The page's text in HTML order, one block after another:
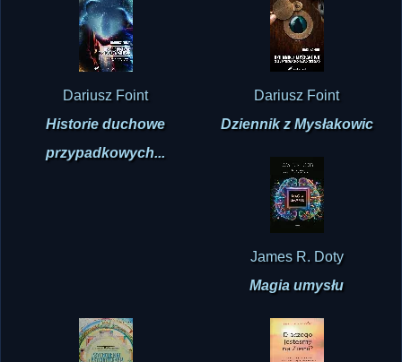
Dariusz Foint
Historie duchowe
przypadkowych...
Dariusz Foint
Dziennik z Mysłakowic
James R. Doty
Magia umysłu